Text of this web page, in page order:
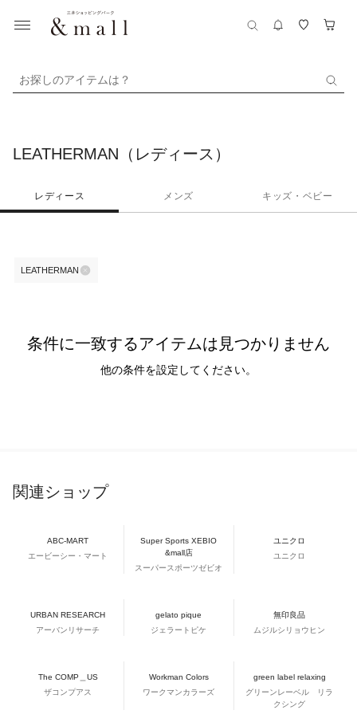
お探しのアイテムは？
LEATHERMAN（レディース）
レディース メンズ キッズ・ベビー
LEATHERMAN
条件に一致するアイテムは見つかりません
他の条件を設定してください。
関連ショップ
ABC-MART
エービーシー・マート
Super Sports XEBIO
&mall店
スーパースポーツゼビオ
ユニクロ
ユニクロ
URBAN RESEARCH
アーバンリサーチ
gelato pique
ジェラートピケ
無印良品
ムジルシリョウヒン
The COMP＿US
ザコンプアス
Workman Colors
ワークマンカラーズ
green label relaxing
グリーンレーベル リラ
クシング